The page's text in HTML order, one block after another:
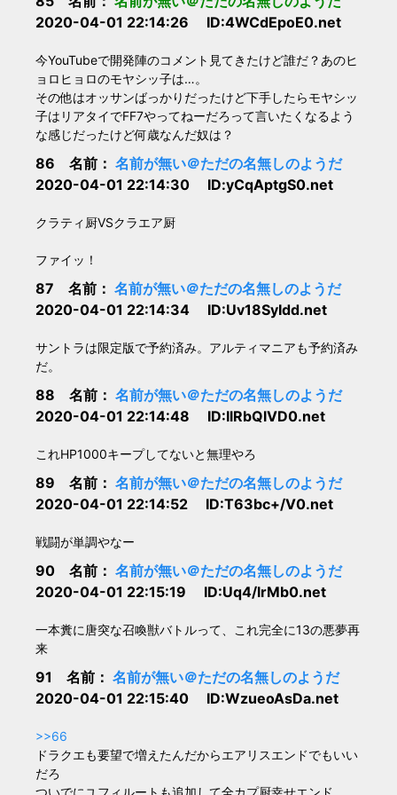
2020-04-01 22:14:26 ID:4WCdEpoE0.net
今YouTubeで開発陣のコメント見てきたけど誰だ？あのヒ
ョロヒョロのモヤシッ子は…。
その他はオッサンばっかりだったけど下手したらモヤシッ
子はリアタイでFF7やってねーだろって言いたくなるよう
な感じだったけど何歳なんだ奴は？
86 名前： 名前が無い＠ただの名無しのようだ
2020-04-01 22:14:30 ID:yCqAptgS0.net
クラティ厨VSクラエア厨
ファイッ！
87 名前： 名前が無い＠ただの名無しのようだ
2020-04-01 22:14:34 ID:Uv18SyIdd.net
サントラは限定版で予約済み。アルティマニアも予約済み
だ。
88 名前： 名前が無い＠ただの名無しのようだ
2020-04-01 22:14:48 ID:IlRbQlVD0.net
これHP1000キープしてないと無理やろ
89 名前： 名前が無い＠ただの名無しのようだ
2020-04-01 22:14:52 ID:T63bc+/V0.net
戦闘が単調やなー
90 名前： 名前が無い＠ただの名無しのようだ
2020-04-01 22:15:19 ID:Uq4/lrMb0.net
一本糞に唐突な召喚獣バトルって、これ完全に13の悪夢再
来
91 名前： 名前が無い＠ただの名無しのようだ
2020-04-01 22:15:40 ID:WzueoAsDa.net
>>66
ドラクエも要望で増えたんだからエアリスエンドでもいい
だろ
ついでにユフィルートも追加して全カプ厨幸せエンド